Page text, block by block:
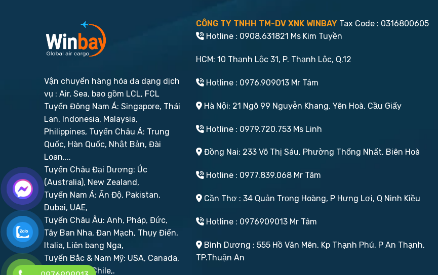
Vận chuyển hàng hóa đa dạng dịch
vụ : Air, Sea, bao gồm LCL, FCL
Tuyến Đông Nam Á: Singapore, Thái
Lan, Indonesia, Malaysia,
Philippines, Tuyến Châu Á: Trung
Quốc, Hàn Quốc, Nhật Bản, Đài
Loan,...
Tuyến Châu Đại Dương: Úc
(Australia), New Zealand,
Tuyến Nam Á: Ấn Độ, Pakistan,
Dubai, UAE,
Tuyến Châu Âu: Anh, Pháp, Đức,
Tây Ban Nha, Đan Mạch, Thụy Điển,
Italia, Liên bang Nga,
Tuyến Bắc & Nam Mỹ: USA, Canada,
Brazil, Peru, Chile,.
CÔNG TY TNHH TM-DV XNK WINBAY Tax Code : 0316800605
Hotline : 0908.631821 Ms Kim Tuyền
HCM: 10 Thạnh Lộc 31, P. Thạnh Lộc, Q.12
Hotline : 0976.909013 Mr Tâm
Hà Nội: 21 Ngõ 99 Nguyễn Khang, Yên Hoà, Cầu Giấy
Hotline : 0979.720.753 Ms Linh
Đồng Nai: 233 Võ Thị Sáu, Phường Thống Nhất, Biên Hoà
Hotline : 0977.839.068 Mr Tâm
Cần Thơ : 34 Quản Trọng Hoàng, P Hưng Lợi, Q Ninh Kiều
Hotline : 0976909013 Mr Tâm
Bình Dương : 555 Hồ Văn Mên, Kp Thạnh Phú, P An Thạnh,
TP.Thuận An